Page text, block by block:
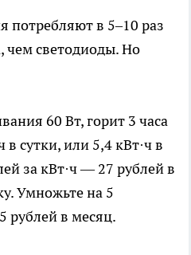
потребляют в 5–10 раз
чем светодиоды. Но
60 Вт, горит 3 часа
сутки, или 5,4 кВт·ч в
за кВт·ч — 27 рублей в
Умножьте на 5
рублей в месяц.